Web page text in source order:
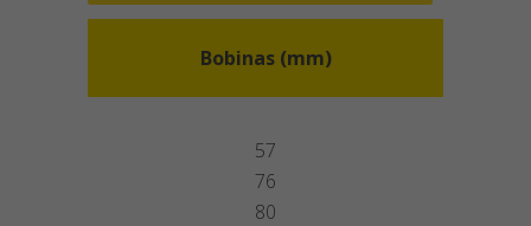
Bobinas (mm)
57
76
80